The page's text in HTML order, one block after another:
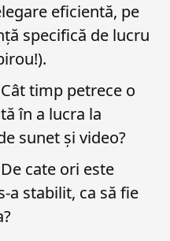
eficientă, pe
specifică de lucru
timp petrece o
în a lucra la
sunet și video?
cate ori este
a stabilit, ca să fie